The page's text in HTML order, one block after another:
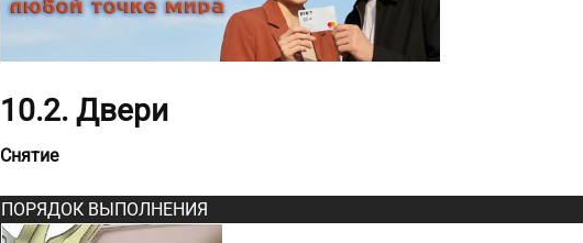
10.2. Двери
Снятие
ПОРЯДОК ВЫПОЛНЕНИЯ